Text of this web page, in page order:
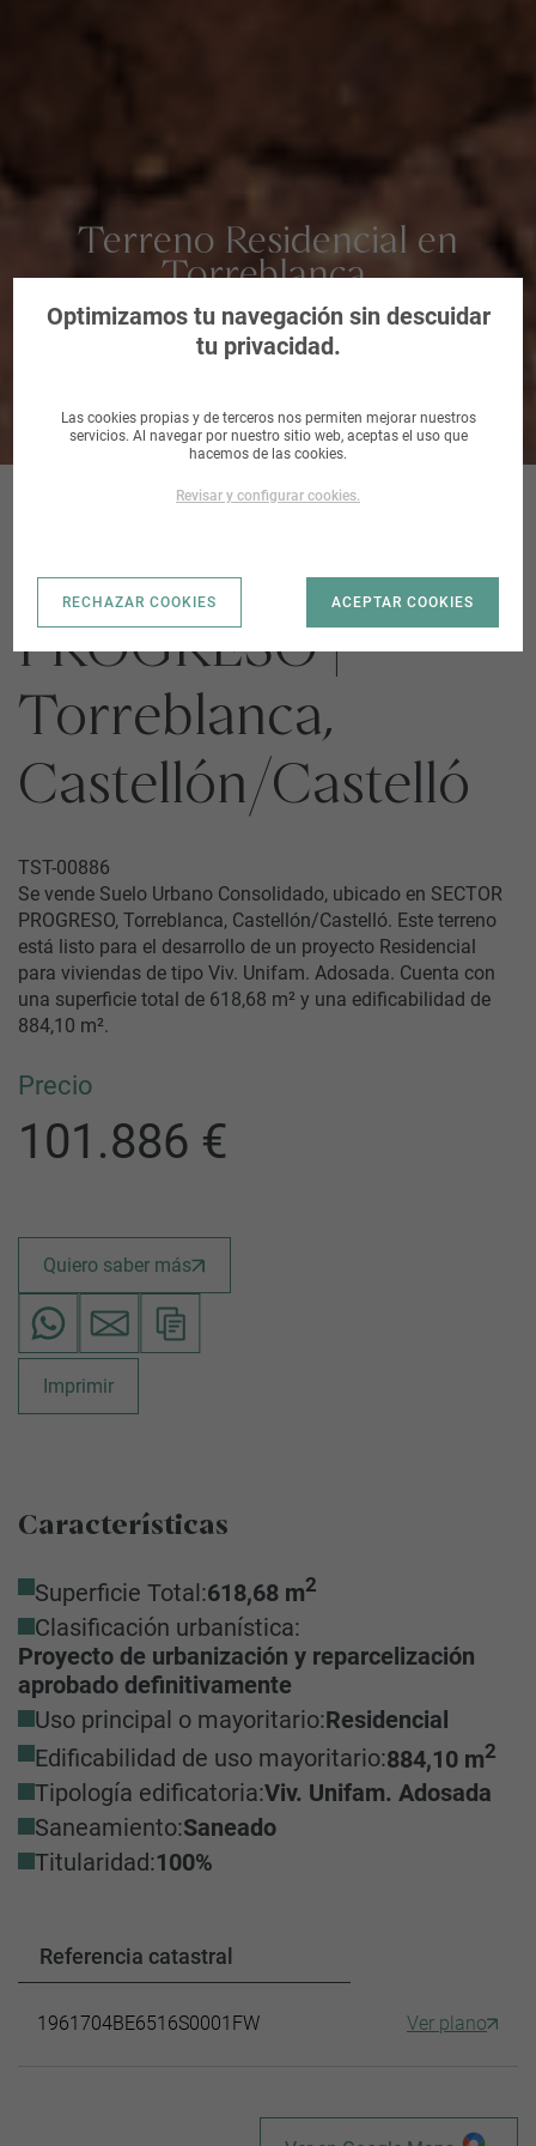
Terreno Residencial en
Torreblanca,
Castellón/Castelló
SECTOR
PROGRESO |
Torreblanca,
Castellón/Castelló
TST-00886
Se vende Suelo Urbano Consolidado, ubicado en SECTOR
PROGRESO, Torreblanca, Castellón/Castelló. Este terreno
está listo para el desarrollo de un proyecto Residencial
para viviendas de tipo Viv. Unifam. Adosada. Cuenta con
una superficie total de 618,68 m² y una edificabilidad de
884,10 m².
Precio
101.886 €
Quiero saber más
Imprimir
Características
Superficie Total:618,68 m2
Clasificación urbanística:
Proyecto de urbanización y reparcelización
aprobado definitivamente
Uso principal o mayoritario:Residencial
Edificabilidad de uso mayoritario:884,10 m2
Tipología edificatoria:Viv. Unifam. Adosada
Saneamiento:Saneado
Titularidad:100%
Referencia catastral
1961704BE6516S0001FW Ver plano
Optimizamos tu navegación sin descuidar
tu privacidad.
Las cookies propias y de terceros nos permiten mejorar nuestros
servicios. Al navegar por nuestro sitio web, aceptas el uso que
hacemos de las cookies.
Revisar y configurar cookies.
RECHAZAR COOKIES ACEPTAR COOKIES